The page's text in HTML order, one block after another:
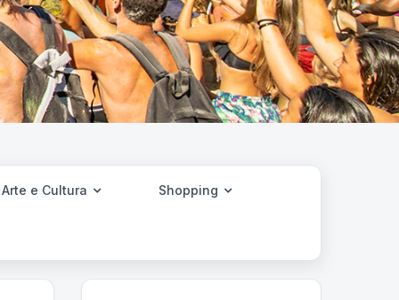
Arte e Cultura Shopping